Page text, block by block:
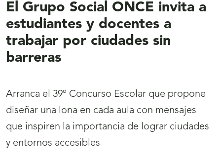
El Grupo Social ONCE invita a
estudiantes y docentes a
trabajar por ciudades sin
barreras
Arranca el 39º Concurso Escolar que propone
diseñar una lona en cada aula con mensajes
que inspiren la importancia de lograr ciudades
y entornos accesibles